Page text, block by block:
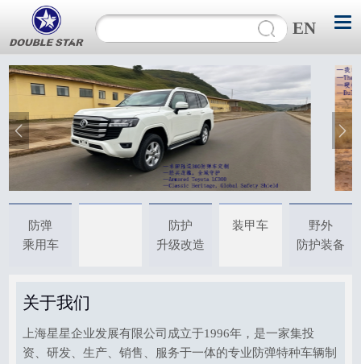
EN
防弹
乘用车
防护
升级改造
装甲车
野外
防护装备
关于我们
上海星星企业发展有限公司成立于1996年，是一家集投
资、研发、生产、销售、服务于一体的专业防弹特种车辆制